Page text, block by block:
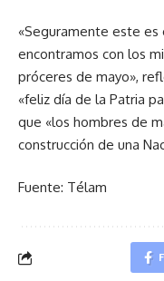
«Seguramente este es
encontramos con los
próceres de mayo»,
«feliz día de la Patria
que «los hombres de
construcción de una
Fuente: Télam